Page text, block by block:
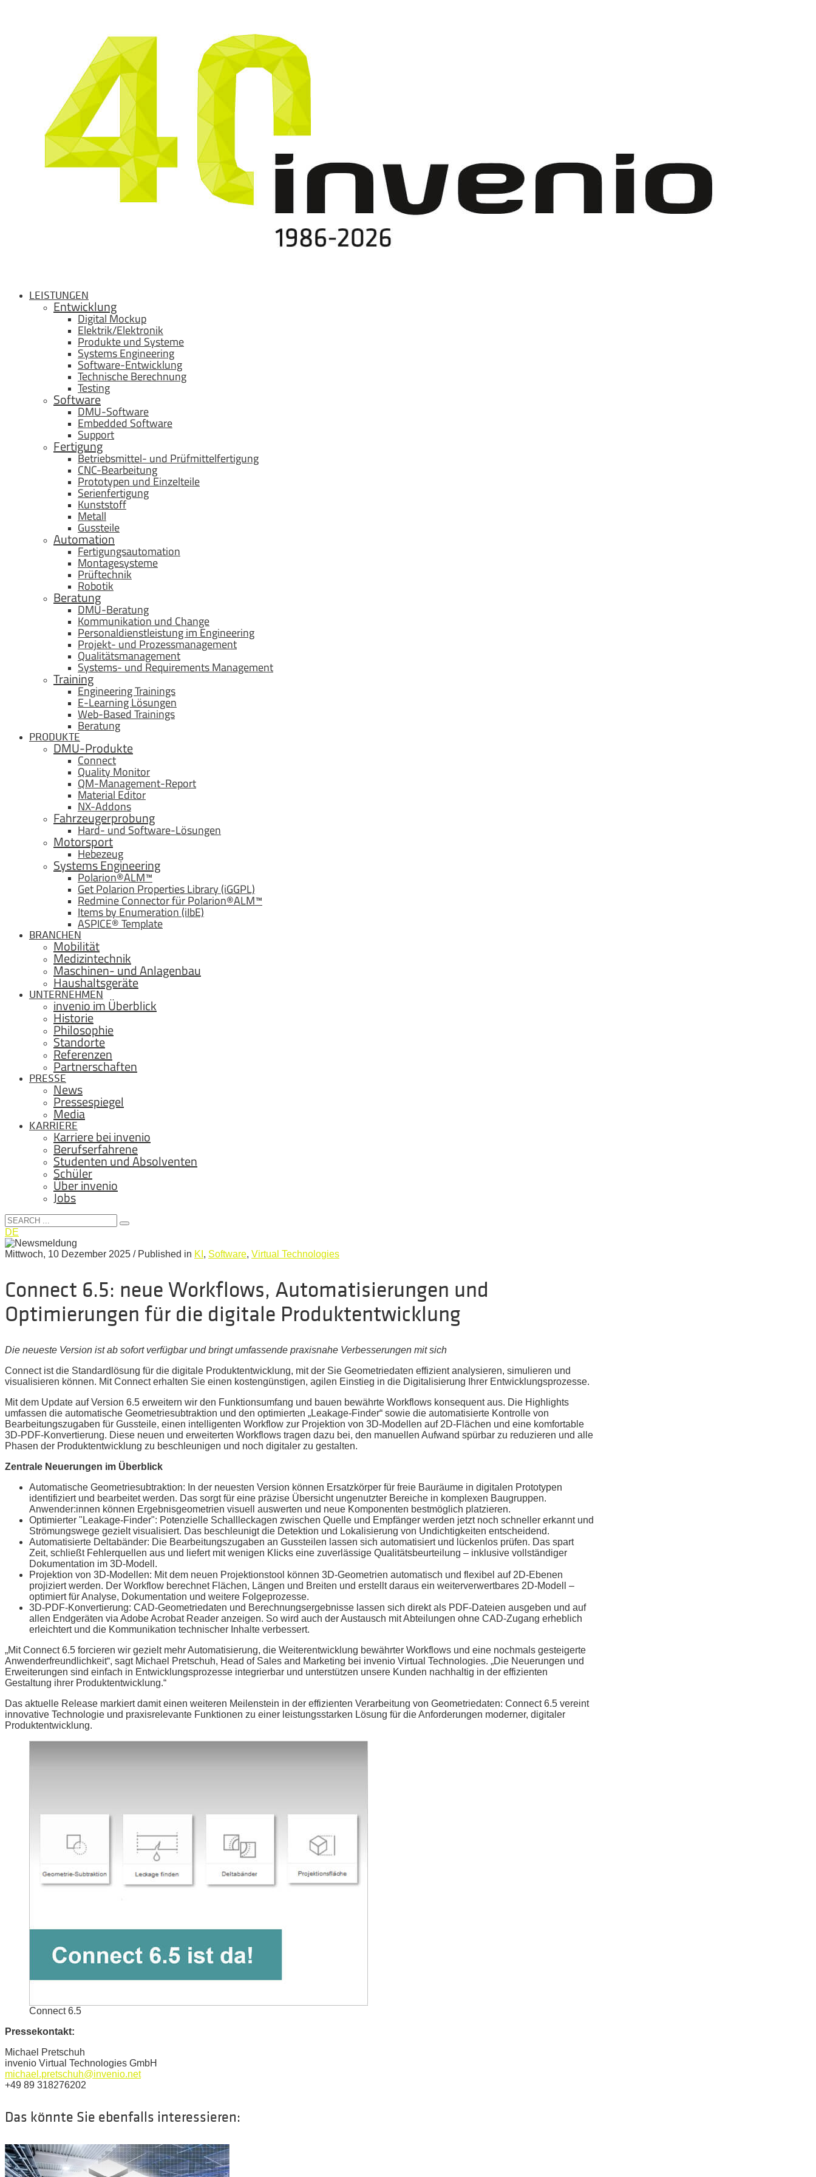
LEISTUNGEN
Entwicklung
Digital Mockup
Elektrik/Elektronik
Produkte und Systeme
Systems Engineering
Software-Entwicklung
Technische Berechnung
Testing
Software
DMU-Software
Embedded Software
Support
Fertigung
Betriebsmittel- und Prüfmittelfertigung
CNC-Bearbeitung
Prototypen und Einzelteile
Serienfertigung
Kunststoff
Metall
Gussteile
Automation
Fertigungsautomation
Montagesysteme
Prüftechnik
Robotik
Beratung
DMU-Beratung
Kommunikation und Change
Personaldienstleistung im Engineering
Projekt- und Prozessmanagement
Qualitätsmanagement
Systems- und Requirements Management
Training
Engineering Trainings
E-Learning Lösungen
Web-Based Trainings
Beratung
PRODUKTE
DMU-Produkte
Connect
Quality Monitor
QM-Management-Report
Material Editor
NX-Addons
Fahrzeugerprobung
Hard- und Software-Lösungen
Motorsport
Hebezeug
Systems Engineering
Polarion®ALM™
Get Polarion Properties Library (iGGPL)
Redmine Connector für Polarion®ALM™
Items by Enumeration (iIbE)
ASPICE® Template
BRANCHEN
Mobilität
Medizintechnik
Maschinen- und Anlagenbau
Haushaltsgeräte
UNTERNEHMEN
invenio im Überblick
Historie
Philosophie
Standorte
Referenzen
Partnerschaften
PRESSE
News
Pressespiegel
Media
KARRIERE
Karriere bei invenio
Berufserfahrene
Studenten und Absolventen
Schüler
Über invenio
Jobs
DE
Mittwoch, 10 Dezember 2025 / Published in KI , Software, Virtual Technologies
Connect 6.5: neue Workflows, Automatisierungen und
Optimierungen für die digitale Produktentwicklung
Die neueste Version ist ab sofort verfügbar und bringt umfassende praxisnahe Verbesserungen mit sich
Connect ist die Standardlösung für die digitale Produktentwicklung, mit der Sie Geometriedaten effizient analysieren, simulieren und
visualisieren können. Mit Connect erhalten Sie einen kostengünstigen, agilen Einstieg in die Digitalisierung Ihrer Entwicklungsprozesse.
Mit dem Update auf Version 6.5 erweitern wir den Funktionsumfang und bauen bewährte Workflows konsequent aus. Die Highlights
umfassen die automatische Geometriesubtraktion und den optimierten „Leakage-Finder“ sowie die automatisierte Kontrolle von
Bearbeitungszugaben für Gussteile, einen intelligenten Workflow zur Projektion von 3D-Modellen auf 2D-Flächen und eine komfortable
3D-PDF-Konvertierung. Diese neuen und erweiterten Workflows tragen dazu bei, den manuellen Aufwand spürbar zu reduzieren und alle
Phasen der Produktentwicklung zu beschleunigen und noch digitaler zu gestalten.
Zentrale Neuerungen im Überblick
Automatische Geometriesubtraktion: In der neuesten Version können Ersatzkörper für freie Bauräume in digitalen Prototypen
identifiziert und bearbeitet werden. Das sorgt für eine präzise Übersicht ungenutzter Bereiche in komplexen Baugruppen.
Anwender:innen können Ergebnisgeometrien visuell auswerten und neue Komponenten bestmöglich platzieren.
Optimierter "Leakage-Finder": Potenzielle Schallleckagen zwischen Quelle und Empfänger werden jetzt noch schneller erkannt und
Strömungswege gezielt visualisiert. Das beschleunigt die Detektion und Lokalisierung von Undichtigkeiten entscheidend.
Automatisierte Deltabänder: Die Bearbeitungszugaben an Gussteilen lassen sich automatisiert und lückenlos prüfen. Das spart
Zeit, schließt Fehlerquellen aus und liefert mit wenigen Klicks eine zuverlässige Qualitätsbeurteilung – inklusive vollständiger
Dokumentation im 3D-Modell.
Projektion von 3D-Modellen: Mit dem neuen Projektionstool können 3D-Geometrien automatisch und flexibel auf 2D-Ebenen
projiziert werden. Der Workflow berechnet Flächen, Längen und Breiten und erstellt daraus ein weiterverwertbares 2D-Modell –
optimiert für Analyse, Dokumentation und weitere Folgeprozesse.
3D-PDF-Konvertierung: CAD-Geometriedaten und Berechnungsergebnisse lassen sich direkt als PDF-Dateien ausgeben und auf
allen Endgeräten via Adobe Acrobat Reader anzeigen. So wird auch der Austausch mit Abteilungen ohne CAD-Zugang erheblich
erleichtert und die Kommunikation technischer Inhalte verbessert.
„Mit Connect 6.5 forcieren wir gezielt mehr Automatisierung, die Weiterentwicklung bewährter Workflows und eine nochmals gesteigerte
Anwenderfreundlichkeit“, sagt Michael Pretschuh, Head of Sales and Marketing bei invenio Virtual Technologies. „Die Neuerungen und
Erweiterungen sind einfach in Entwicklungsprozesse integrierbar und unterstützen unsere Kunden nachhaltig in der effizienten
Gestaltung ihrer Produktentwicklung.“
Das aktuelle Release markiert damit einen weiteren Meilenstein in der effizienten Verarbeitung von Geometriedaten: Connect 6.5 vereint
innovative Technologie und praxisrelevante Funktionen zu einer leistungsstarken Lösung für die Anforderungen moderner, digitaler
Produktentwicklung.
Connect 6.5
Pressekontakt:
Michael Pretschuh
invenio Virtual Technologies GmbH
michael.pretschuh@invenio.net
+49 89 318276202
Das könnte Sie ebenfalls interessieren: